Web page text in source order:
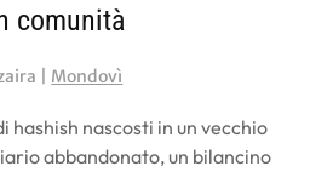
comunità
| Mondovì
hashish nascosti in un vecchio
abbandonato, un bilancino